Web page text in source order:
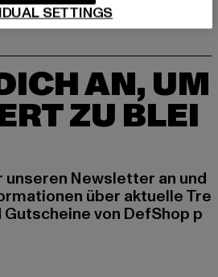
AN, UM
ZU BLEI
Newsletter an und
über aktuelle Tre
von DefShop p
SETTINGS